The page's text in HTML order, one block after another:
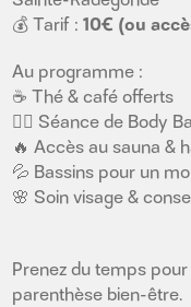
💰 Tarif :10€ (ou
Au programme :
☕ Thé & café offerts
🧘‍♀️ Séance de Body
🔥 Accès au sauna &
💦 Bassins pour un
🌸 Soin visage &
Prenez du temps
parenthèse bien-être.